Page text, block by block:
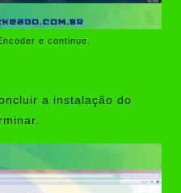
e continue.
a instalação do